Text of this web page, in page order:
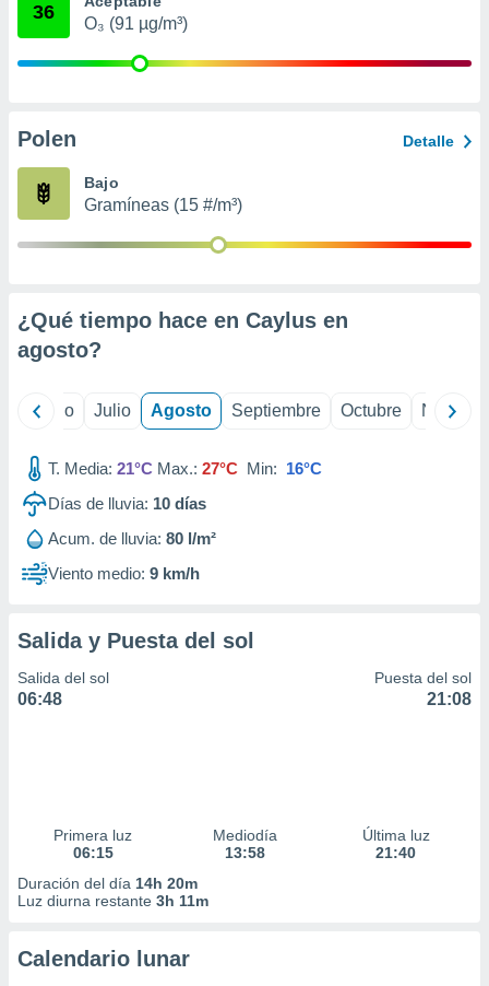
publicidad
de
1199
36
O₃ (91 µg/m³)
Polen Detalle
Bajo
Gramíneas (15 #/m³)
¿Qué tiempo hace en Caylus en
agosto?
Junio Julio Agosto Septiembre Octubre
T. Media: 21°C Max.: 27°C Min: 16°C
Días de lluvia: 10 días
Acum. de lluvia: 80 l/m²
Viento medio: 9 km/h
Salida y Puesta del sol
Salida del sol
06:48
Puesta del sol
21:08
Primera luz
06:15
Mediodía
13:58
Última luz
21:40
Duración del día 14h 20m
Luz diurna restante 3h 11m
Calendario lunar